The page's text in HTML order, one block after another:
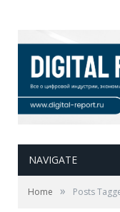
NAVIGATE
Home » Posts